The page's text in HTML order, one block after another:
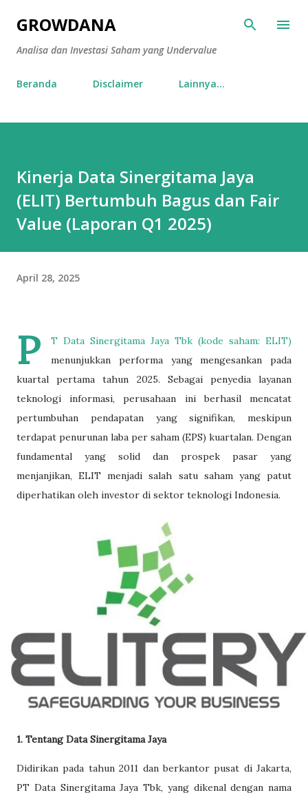
Langsung ke konten utama
GROWDANA
Analisa dan Investasi Saham yang Undervalue
Beranda Disclaimer Lainnya…
​Kinerja Data Sinergitama Jaya
(ELIT) Bertumbuh Bagus dan Fair
Value (Laporan Q1 2025)
April 28, 2025
P
T Data Sinergitama Jaya Tbk (kode saham: ELIT)
menunjukkan performa yang mengesankan pada
kuartal pertama tahun 2025. Sebagai penyedia layanan
teknologi informasi, perusahaan ini berhasil mencatat
pertumbuhan pendapatan yang signifikan, meskipun
terdapat penurunan laba per saham (EPS) kuartalan. Dengan
fundamental yang solid dan prospek pasar yang
menjanjikan, ELIT menjadi salah satu saham yang patut
diperhatikan oleh investor di sektor teknologi Indonesia.​
1. Tentang Data Sinergitama Jaya
Didirikan pada tahun 2011 dan berkantor pusat di Jakarta,
PT Data Sinergitama Jaya Tbk, yang dikenal dengan nama